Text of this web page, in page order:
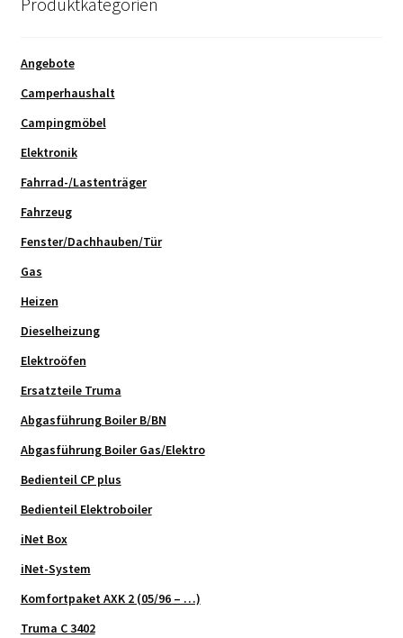
Angebote
Camperhaushalt
Campingmöbel
Elektronik
Fahrrad-/Lastenträger
Fahrzeug
Fenster/Dachhauben/Tür
Gas
Heizen
Dieselheizung
Elektroöfen
Ersatzteile Truma
Abgasführung Boiler B/BN
Abgasführung Boiler Gas/Elektro
Bedienteil CP plus
Bedienteil Elektroboiler
iNet Box
iNet-System
Komfortpaket AXK 2 (05/96 – …)
Truma C 3402